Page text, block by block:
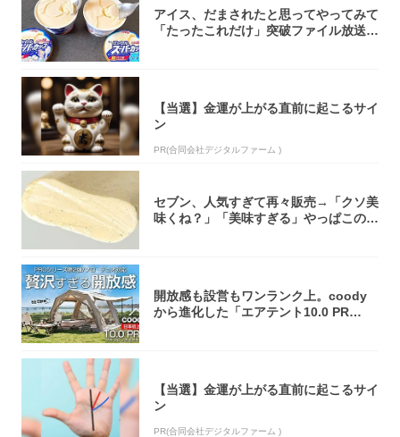
アイス、だまされたと思ってやってみて
「たったこれだけ」突破ファイル放送で
【当選】金運が上がる直前に起こるサイ
ン
PR(合同会社デジタルファーム )
セブン、人気すぎて再々販売→「クソ美
味くね？」「美味すぎる」やっぱこのク
開放感も設営もワンランク上。coody
から進化した「エアテント10.0 PR
【当選】金運が上がる直前に起こるサイ
ン
PR(合同会社デジタルファーム )